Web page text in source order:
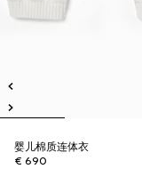
婴儿棉质连体衣
€ 690